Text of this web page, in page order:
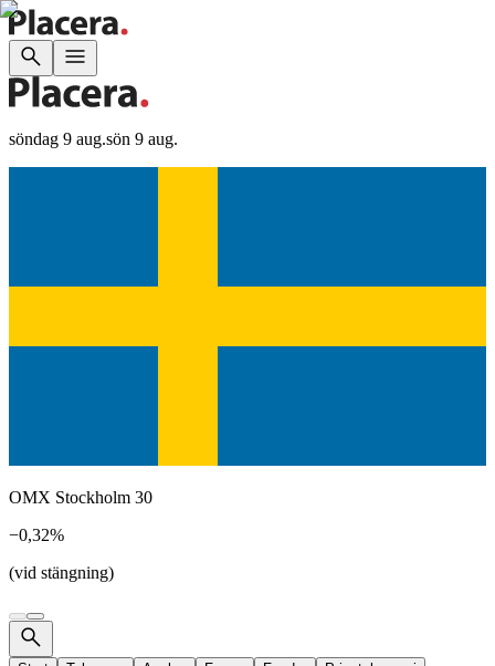
söndag 9 aug.sön 9 aug.
OMX Stockholm 30
−0,32%
(vid stängning)